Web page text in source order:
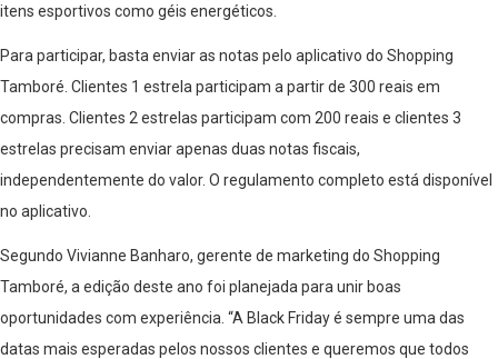
itens esportivos como géis energéticos.
Para participar, basta enviar as notas pelo aplicativo do Shopping
Tamboré. Clientes 1 estrela participam a partir de 300 reais em
compras. Clientes 2 estrelas participam com 200 reais e clientes 3
estrelas precisam enviar apenas duas notas fiscais,
independentemente do valor. O regulamento completo está disponível
no aplicativo.
Segundo Vivianne Banharo, gerente de marketing do Shopping
Tamboré, a edição deste ano foi planejada para unir boas
oportunidades com experiência. “A Black Friday é sempre uma das
datas mais esperadas pelos nossos clientes e queremos que todos